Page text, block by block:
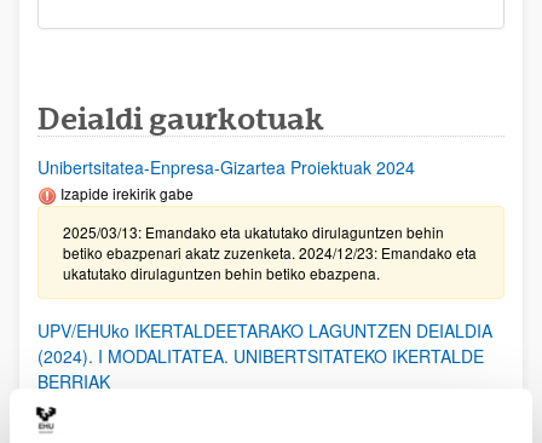
Deialdi gaurkotuak
Unibertsitatea-Enpresa-Gizartea Proiektuak 2024
Izapide irekirik gabe
2025/03/13: Emandako eta ukatutako dirulaguntzen behin
betiko ebazpenari akatz zuzenketa. 2024/12/23: Emandako eta
ukatutako dirulaguntzen behin betiko ebazpena.
UPV/EHUko IKERTALDEETARAKO LAGUNTZEN DEIALDIA
(2024). I MODALITATEA. UNIBERTSITATEKO IKERTALDE
BERRIAK